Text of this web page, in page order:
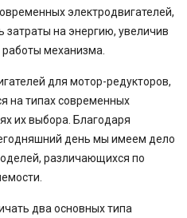
электродвигателей,
затраты на энергию, увеличив
механизма.
для мотор-редукторов,
на типах современных
их выбора. Благодаря
день мы имеем дело
различающихся по
два основных типа